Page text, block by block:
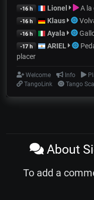
-16 h Lionel A la
-16 h Klaus
-16 h Ayala
-17 h ARIEL
placer
Welcome Info
TangoLink
Tango
About
To add a